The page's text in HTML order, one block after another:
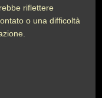
riflettere
o una difficoltà